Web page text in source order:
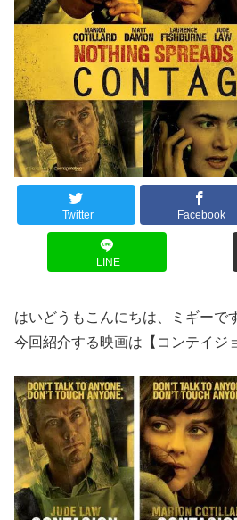
Twitter Facebook
LINE
はいどうもこんにちは、ミギーで
今回紹介する映画は【コンテイジ